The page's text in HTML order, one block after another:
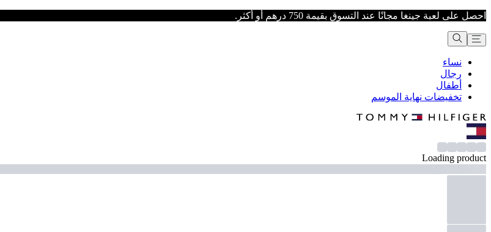
احصل على لعبة جينغا مجانًا عند التسوق بقيمة 750 درهم أو أكثر.
نساء
رجال
أطفال
تخفيضات نهاية الموسم
Loading product